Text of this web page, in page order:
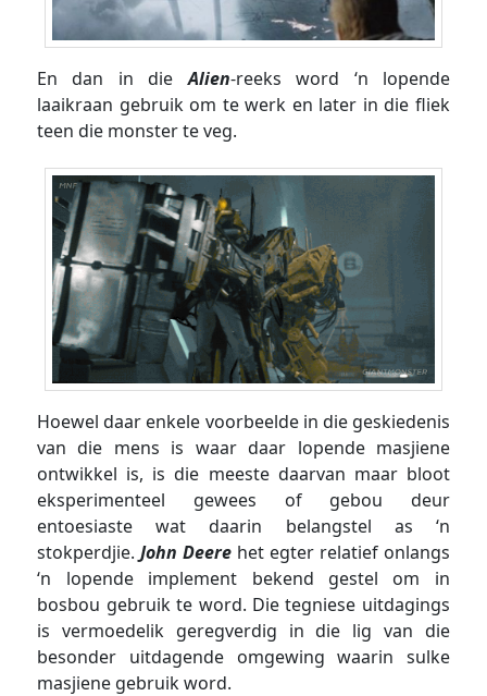
En dan in dieAlien-reeks word ‘n lopende
laaikraan gebruik om te werk en later in die fliek
teen die monster te veg.
Hoewel daar enkele voorbeelde in die geskiedenis
van die mens is waar daar lopende masjiene
ontwikkel is, is die meeste daarvan maar bloot
eksperimenteel gewees of gebou deur
entoesiaste wat daarin belangstel as ‘n
stokperdjie.John Deere het egter relatief onlangs
‘n lopende implement bekend gestel om in
bosbou gebruik te word. Die tegniese uitdagings
is vermoedelik geregverdig in die lig van die
besonder uitdagende omgewing waarin sulke
masjiene gebruik word.